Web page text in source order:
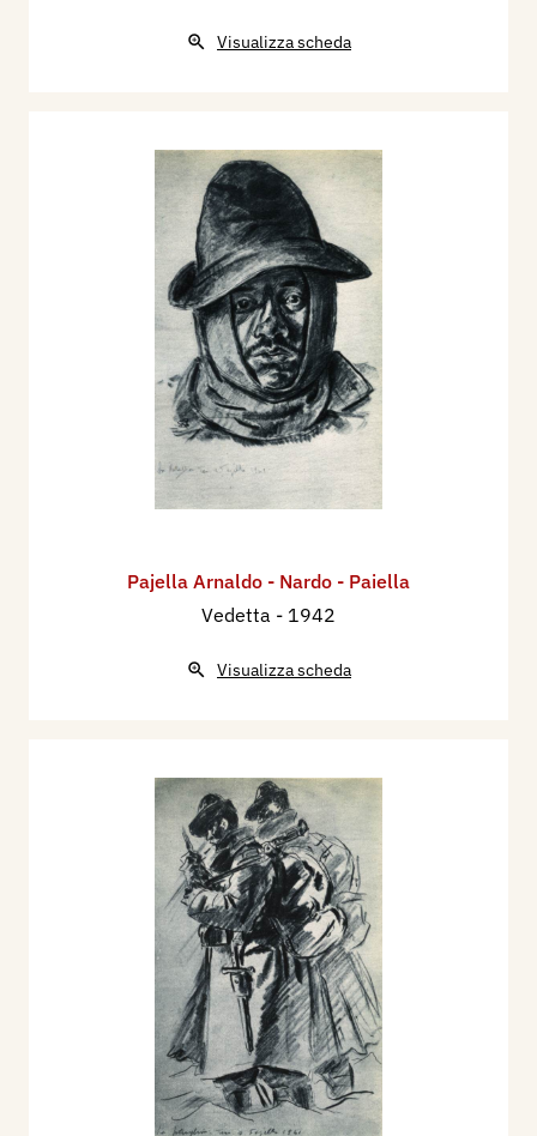
Visualizza scheda
Pajella Arnaldo - Nardo - Paiella
Vedetta - 1942
Visualizza scheda